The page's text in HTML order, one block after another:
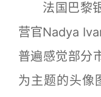
法国巴黎银
营官Nadya
普遍感觉部分
为主题的头像